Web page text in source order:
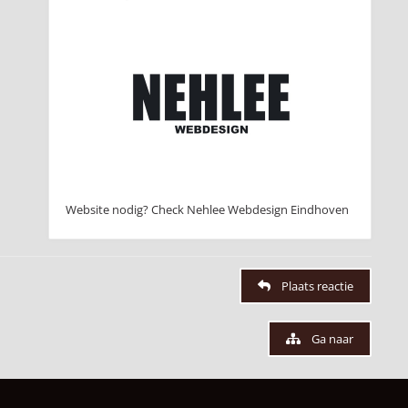
Website nodig? Check Nehlee Webdesign Eindhoven
Plaats reactie
Ga naar